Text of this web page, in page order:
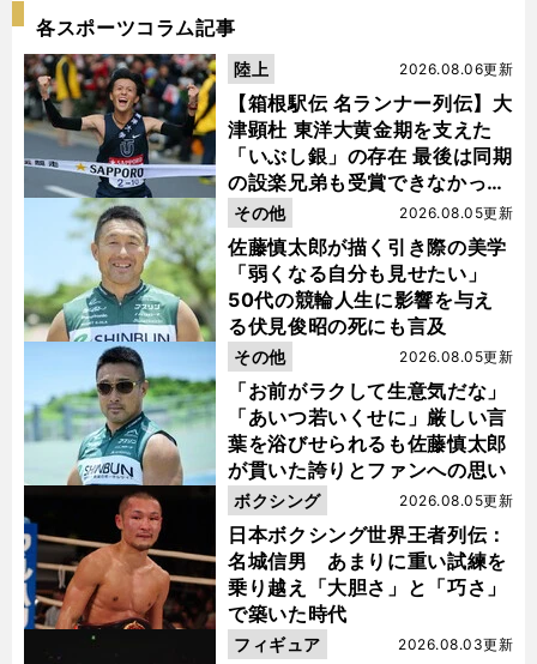
各スポーツコラム記事
【箱根駅伝 名ランナー列伝】大
津顕杜 東洋大黄金期を支えた
「いぶし銀」の存在 最後は同期
の設楽兄弟も受賞できなかった
金栗杯に輝く
2026.08.06更新
陸上
佐藤慎太郎が描く引き際の美学
「弱くなる自分も見せたい」
50代の競輪人生に影響を与え
る伏見俊昭の死にも言及
2026.08.05更新
その他
「お前がラクして生意気だな」
「あいつ若いくせに」厳しい言
葉を浴びせられるも佐藤慎太郎
が貫いた誇りとファンへの思い
2026.08.05更新
その他
日本ボクシング世界王者列伝：
名城信男 あまりに重い試練を
乗り越え「大胆さ」と「巧さ」
で築いた時代
2026.08.05更新
ボクシング
2026.08.03更新
フィギュア